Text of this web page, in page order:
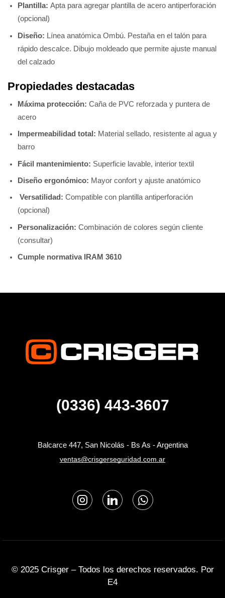
Plantilla: Apta para agregar plantilla de acero antiperforación
(opcional)
Diseño: Línea anatómica Ombú. Pestaña en el talón para
rápido descalce. Dibujo moldeado que permite ajuste manual
del calzado
Propiedades destacadas
Máxima protección: Caña de PVC reforzada y puntera de
acero
Impermeabilidad total: Material sellado, resistente al agua y
barro
Fácil mantenimiento: Superficie lavable, interior textil
Diseño ergonómico: Mayor confort y ajuste anatómico
Versatilidad: Compatible con plantilla antiperforación
(opcional)
Personalización: Combinación de colores según cliente
(consultar)
Cumple normativa IRAM 3610
(0336) 443-3607
Balcarce 447, San Nicolás - Bs As - Argentina
ventas@crisgerseguridad.com.ar
© 2025 Crisger – Todos los derechos reservados. Por
E4